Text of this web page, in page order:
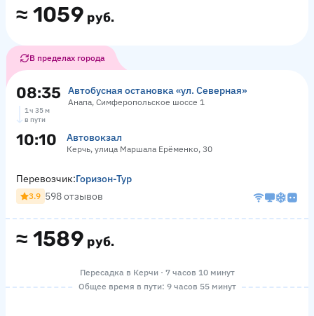
≈ 1059 руб.
В пределах города
08:35 Автобусная остановка «ул. Северная»
Анапа, Симферопольское шоссе 1
1 ч 35 м
в пути
10:10 Автовокзал
Керчь, улица Маршала Ерёменко, 30
≈ 1589 руб.
Перевозчик:Горизон-Тур
3.9 598 отзывов
Пересадка в Керчи · 7 часов 10 минут
Общее время в пути: 9 часов 55 минут